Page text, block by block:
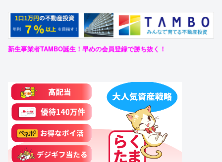
新生事業者TAMBO誕生！早めの会員登録で勝ち抜く！